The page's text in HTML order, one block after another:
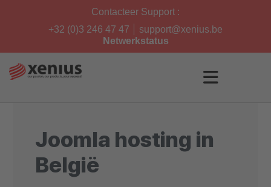
Contacteer Support :
+32 (0)3 246 47 47
support@xenius.be
Netwerkstatus
Joomla hosting in
België